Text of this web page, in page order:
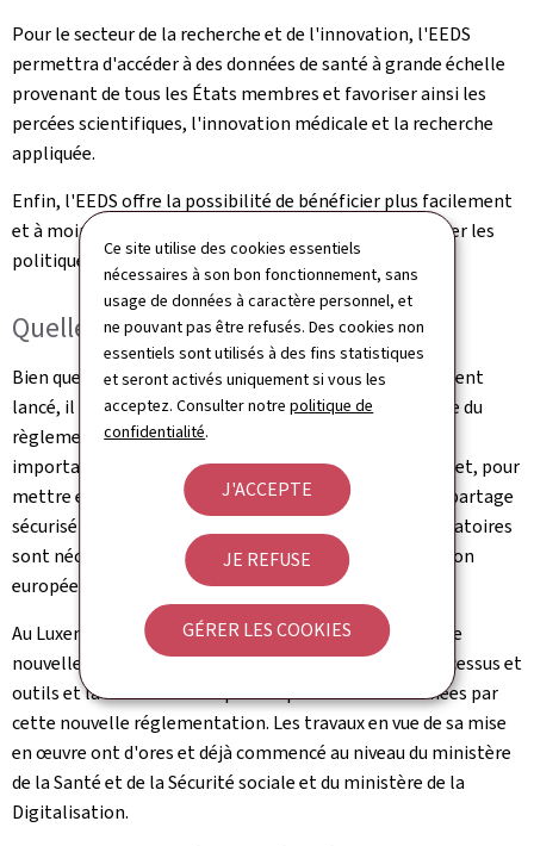
Ce site utilise des cookies essentiels
nécessaires à son bon fonctionnement, sans
usage de données à caractère personnel, et
ne pouvant pas être refusés. Des cookies non
essentiels sont utilisés à des fins statistiques
et seront activés uniquement si vous les
acceptez. Consulter notrepolitique de
confidentialité.
J'ACCEPTE
JE REFUSE
GÉRER LES COOKIES
Pour le secteur de la recherche et de l'innovation, l'EEDS
permettra d'accéder à des données de santé à grande échelle
provenant de tous les États membres et favoriser ainsi les
percées scientifiques, l'innovation médicale et la recherche
appliquée.
Enfin, l'EEDS offre la possibilité de bénéficier plus facilement
et à moindre coût des données de santé afin d'améliorer les
politiques de santé et la sécurité des patients.
Quelle est la prochaine étape?
Bien que le règlement EEDS soit désormais officiellement
lancé, il ne deviendra actif qu'en 2029. La mise en œuvre du
règlement EEDS sera progressive, avec des étapes
importantes pour garantir une transition fluide. En effet, pour
mettre en œuvre l'EEDS et répondre aux exigences de partage
sécurisé des données de santé, plusieurs étapes préparatoires
sont nécessaires dans tous les États membres de l'Union
européenne.
Au Luxembourg, cela se traduit par la préparation d'une
nouvelle législation, la mise en place de nouveaux processus et
outils et la formation des parties prenantes concernées par
cette nouvelle réglementation. Les travaux en vue de sa mise
en œuvre ont d'ores et déjà commencé au niveau du ministère
de la Santé et de la Sécurité sociale et du ministère de la
Digitalisation.